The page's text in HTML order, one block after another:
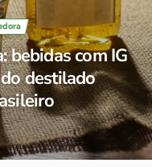
bebidas com IG
destilado